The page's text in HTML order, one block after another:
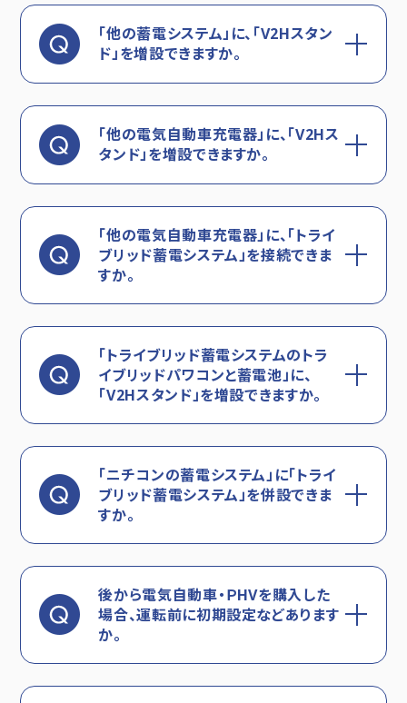
「他の蓄電システム」に、「V2Hスタン
ド」を増設できますか。
「他の電気自動車充電器」に、「V2Hス
タンド」を増設できますか。
「他の電気自動車充電器」に、「トライ
ブリッド蓄電システム」を接続できま
すか。
「トライブリッド蓄電システムのトラ
イブリッドパワコンと蓄電池」に、
「V2Hスタンド」を増設できますか。
「ニチコンの蓄電システム」に「トライ
ブリッド蓄電システム」を併設できま
すか。
後から電気自動車・ＰHVを購入した
場合、運転前に初期設定などあります
か。